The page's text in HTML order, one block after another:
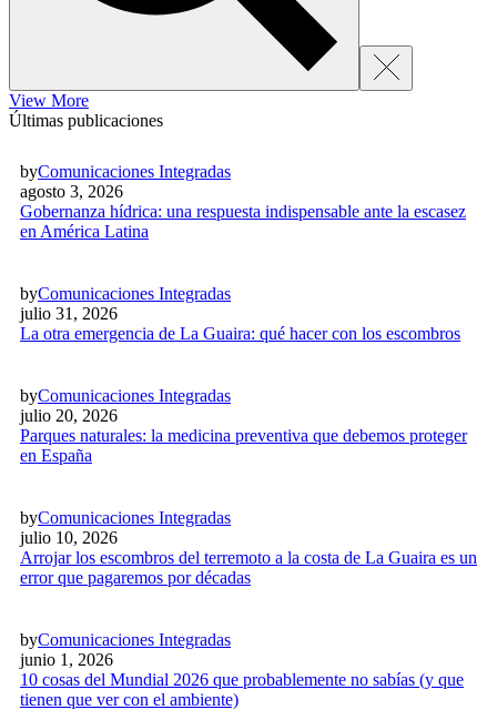
View More
Últimas publicaciones
byComunicaciones Integradas
agosto 3, 2026
Gobernanza hídrica: una respuesta indispensable ante la escasez
en América Latina
byComunicaciones Integradas
julio 31, 2026
La otra emergencia de La Guaira: qué hacer con los escombros
byComunicaciones Integradas
julio 20, 2026
Parques naturales: la medicina preventiva que debemos proteger
en España
byComunicaciones Integradas
julio 10, 2026
Arrojar los escombros del terremoto a la costa de La Guaira es un
error que pagaremos por décadas
byComunicaciones Integradas
junio 1, 2026
10 cosas del Mundial 2026 que probablemente no sabías (y que
tienen que ver con el ambiente)